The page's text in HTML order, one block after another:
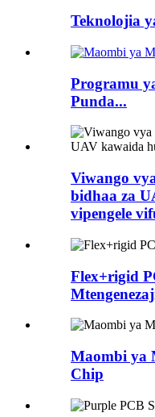
Teknolojia
Programu
Punda...
Viwango
bidhaa za
vipengele
Flex+rigid
Maombi ya
Chip